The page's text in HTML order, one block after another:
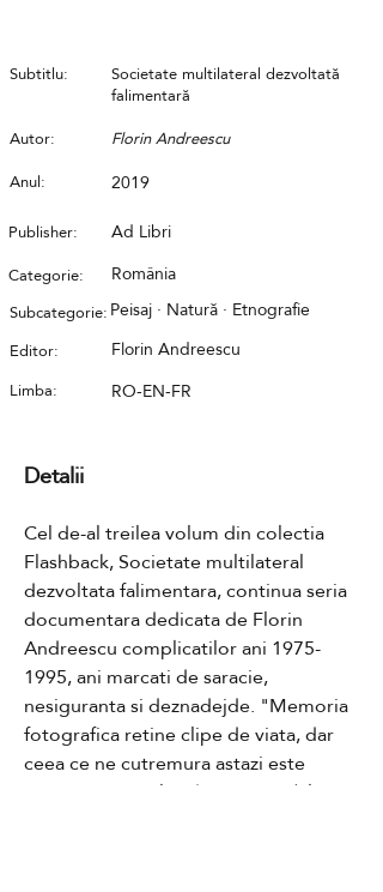
Subtitlu:
Societate multilateral dezvoltată
falimentară
Autor:
Florin Andreescu
Anul:
2019
Publisher: Ad Libri
Categorie: România
Subcategorie: Peisaj · Natură · Etnografie
Editor: Florin Andreescu
Limba: RO-EN-FR
Detalii
Cel de-al treilea volum din colectia
Flashback, Societate multilateral
dezvoltata falimentara, continua seria
documentara dedicata de Florin
Andreescu complicatilor ani 1975-
1995, ani marcati de saracie,
nesiguranta si deznadejde. "Memoria
fotografica retine clipe de viata, dar
ceea ce ne cutremura astazi este
privirea oamenilor din trecut." (Florin